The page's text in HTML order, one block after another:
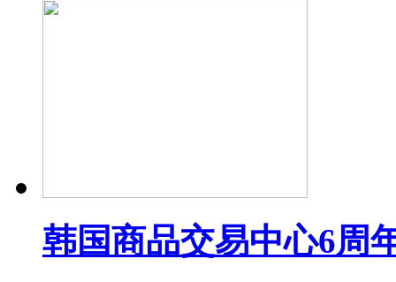
韩国商品交易中心6周